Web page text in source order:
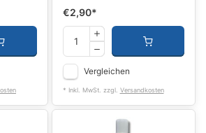
€2,90*
Vergleichen
* Inkl. MwSt. zzgl. Versandkosten